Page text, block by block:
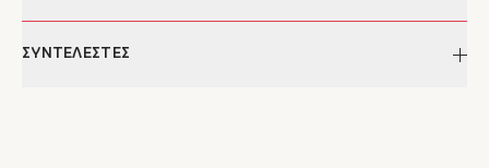
Σελίδες:
"...Για άλλη μια φορά, το μυθιστόρημα του Ευσταθιάδη
ΣΥΝΤΕΛΕΣΤΕΣ